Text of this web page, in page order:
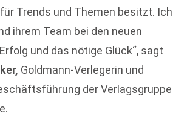
Trends und Themen besitzt. Ich
ihrem Team bei den neuen
und das nötige Glück“, sagt
Goldmann-Verlegerin und
der Verlagsgruppe